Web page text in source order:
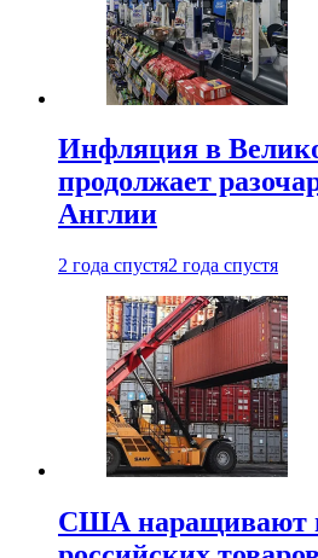
Инфляция в
продолжает
Англии
2 года спустя2 года спустя
США наращивают